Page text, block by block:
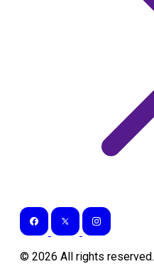
© 2026 All rights reserved.